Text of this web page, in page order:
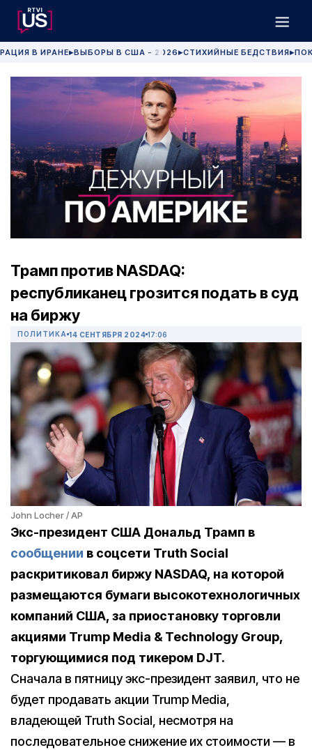
В ИРАНЕ▶ВЫБОРЫ В США - 2026 ▶СТИХИЙНЫЕ БЕДСТВИЯ▶
Трамп против NASDAQ:
республиканец грозится подать в суд
на биржу
ПОЛИТИКА 14 СЕНТЯБРЯ 2024 17:06
John Locher / AP
Экс-президент США Дональд Трамп в
сообщении в соцсети Truth Social
раскритиковал биржу NASDAQ, на которой
размещаются бумаги высокотехнологичных
компаний США, за приостановку торговли
акциями Trump Media & Technology Group,
торгующимися под тикером DJT.
Сначала в пятницу экс-президент заявил, что не
будет продавать акции Trump Media,
владеющей Truth Social, несмотря на
последовательное снижение их стоимости — в